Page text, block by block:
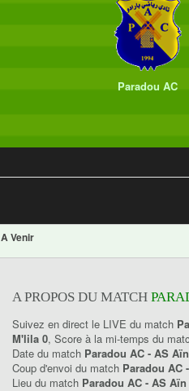
Paradou AC
A Venir
A PROPOS DU MATCH
Suivez en direct le LIVE du match
M'lila 0, Score à la mi-temps du
Date du match Paradou AC - AS
Coup d'envoi du match Paradou AC
Lieu du match Paradou AC - AS